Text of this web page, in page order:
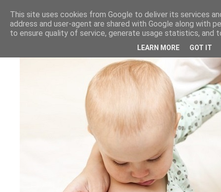
This site uses cookies from Google to deliver its services
address and user-agent are shared with Google along with
to ensure quality of service, generate usage statistics, and
LEARN MORE GOT IT